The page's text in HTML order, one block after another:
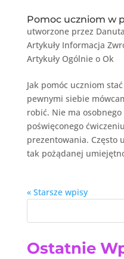
Pomoc uczniom w
utworzone przez
Artykuły Informacja
Artykuły Ogólnie o Ok
Jak pomóc uczniom
pewnymi siebie
robić. Nie ma
poświęconego
prezentowania. Często
tak pożądanej
« Starsze wpisy
Ostatnie